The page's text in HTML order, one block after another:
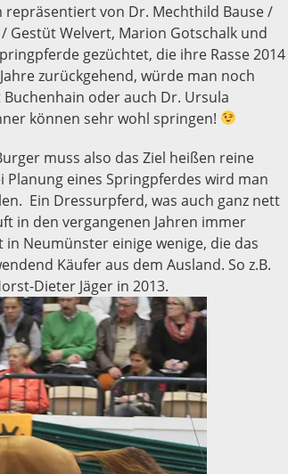
von Dr. Mechthild Bause /
Gestüt Welvert, Marion Gotschalk und
gezüchtet, die ihre Rasse 2014
zurückgehend, würde man noch
oder auch Dr. Ursula
können sehr wohl springen!
muss also das Ziel heißen reine
Planung eines Springpferdes wird man
Ein Dressurpferd, was auch ganz nett
in den vergangenen Jahren immer
Neumünster einige wenige, die das
Käufer aus dem Ausland. So z.B.
Dieter Jäger in 2013.